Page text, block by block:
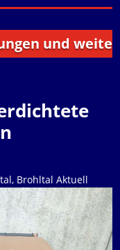
und weitere
, Brohltal Aktuell